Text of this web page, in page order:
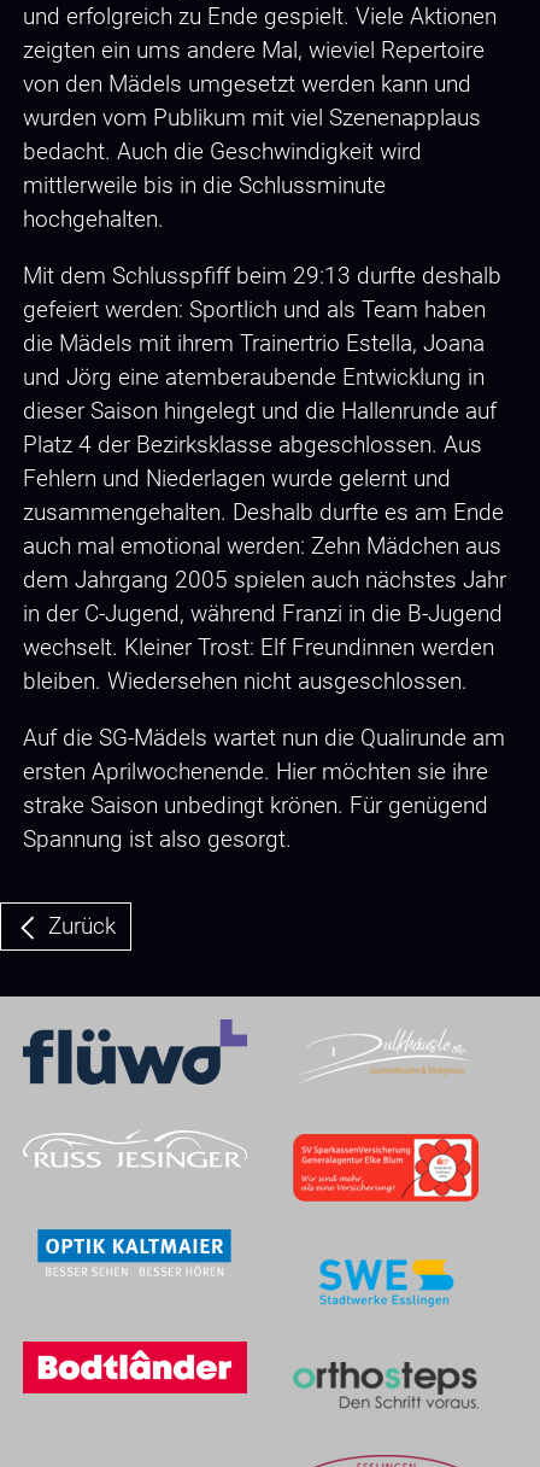
und erfolgreich zu Ende gespielt. Viele Aktionen
zeigten ein ums andere Mal, wieviel Repertoire
von den Mädels umgesetzt werden kann und
wurden vom Publikum mit viel Szenenapplaus
bedacht. Auch die Geschwindigkeit wird
mittlerweile bis in die Schlussminute
hochgehalten.
Mit dem Schlusspfiff beim 29:13 durfte deshalb
gefeiert werden: Sportlich und als Team haben
die Mädels mit ihrem Trainertrio Estella, Joana
und Jörg eine atemberaubende Entwicklung in
dieser Saison hingelegt und die Hallenrunde auf
Platz 4 der Bezirksklasse abgeschlossen. Aus
Fehlern und Niederlagen wurde gelernt und
zusammengehalten. Deshalb durfte es am Ende
auch mal emotional werden: Zehn Mädchen aus
dem Jahrgang 2005 spielen auch nächstes Jahr
in der C-Jugend, während Franzi in die B-Jugend
wechselt. Kleiner Trost: Elf Freundinnen werden
bleiben. Wiedersehen nicht ausgeschlossen.
Auf die SG-Mädels wartet nun die Qualirunde am
ersten Aprilwochenende. Hier möchten sie ihre
strake Saison unbedingt krönen. Für genügend
Spannung ist also gesorgt.
Zurück